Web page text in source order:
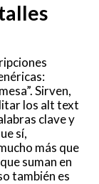
Sirven,
los alt text
clave y
sí,
más que
suman en
también es